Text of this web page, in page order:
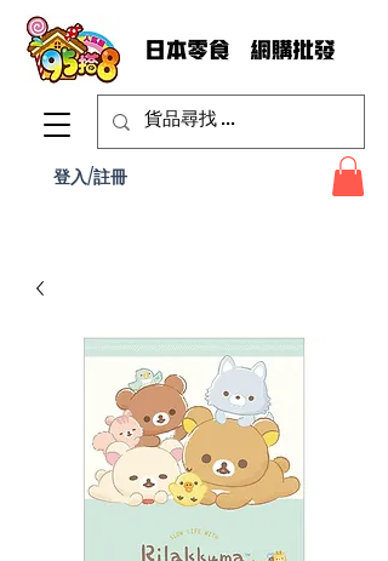
登入/註冊